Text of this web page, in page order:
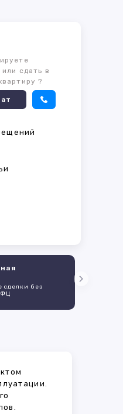
или сдать в
?
сделки без